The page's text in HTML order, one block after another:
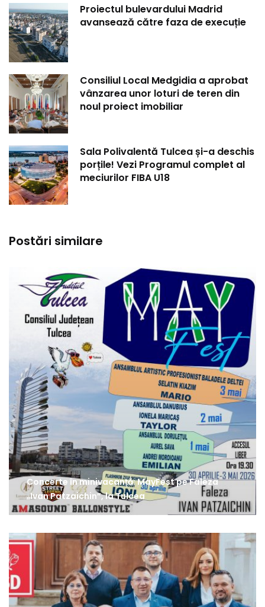
Proiectul bulevardului Madrid
avansează către faza de execuție
Consiliul Local Medgidia a aprobat
vânzarea unor loturi de teren din
noul proiect imobiliar
Sala Polivalentă Tulcea și-a deschis
porțile! Vezi Programul complet al
meciurilor FIBA U18
Postări similare
Concerte în minivacanță: MayFest pe Faleza
„Ivan Patzaichin”, la Tulcea